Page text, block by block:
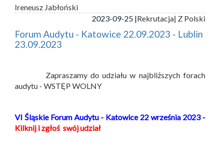
Ireneusz Jabłoński
2023-09-25 |Rekrutacja| Z Polski
Forum Audytu - Katowice 22.09.2023 - Lublin
23.09.2023
Zapraszamy do udziału w najbliższych forach
audytu - WSTĘP WOLNY
VI Śląskie Forum Audytu - Katowice 22 września 2023 -
Kilknij i zgłoś swój udział